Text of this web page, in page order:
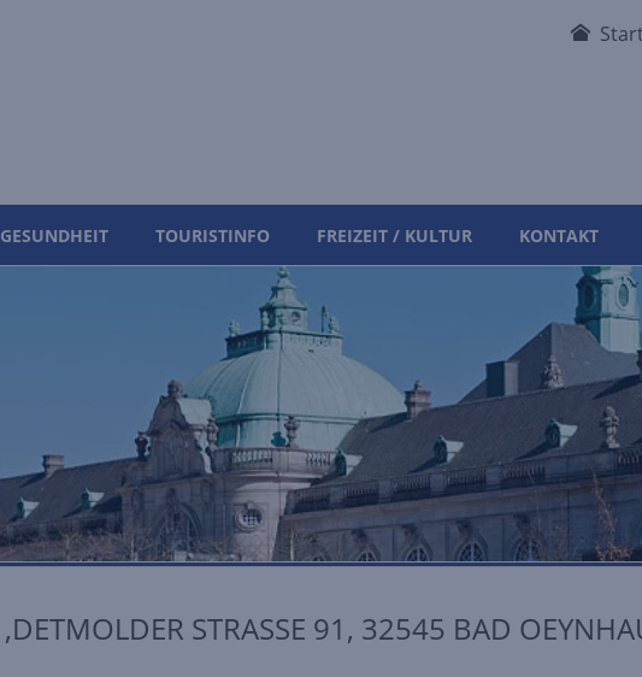
GESUNDHEIT TOURISTINFO FREIZEIT / KULTUR KONTAKT
,DETMOLDER STRASSE 91, 32545 BAD